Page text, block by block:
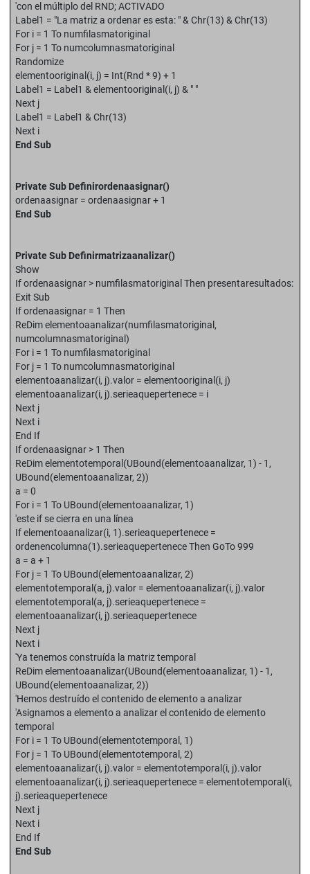
'con el múltiplo del RND; ACTIVADO
Label1 = "La matriz a ordenar es esta: " & Chr(13) & Chr(13)
For i = 1 To numfilasmatoriginal
For j = 1 To numcolumnasmatoriginal
Randomize
elementooriginal(i, j) = Int(Rnd * 9) + 1
Label1 = Label1 & elementooriginal(i, j) & " "
Next j
Label1 = Label1 & Chr(13)
Next i
End Sub
Private Sub Definirordenaasignar()
ordenaasignar = ordenaasignar + 1
End Sub
Private Sub Definirmatrizaanalizar()
Show
If ordenaasignar > numfilasmatoriginal Then presentaresultados:
Exit Sub
If ordenaasignar = 1 Then
ReDim elementoaanalizar(numfilasmatoriginal,
numcolumnasmatoriginal)
For i = 1 To numfilasmatoriginal
For j = 1 To numcolumnasmatoriginal
elementoaanalizar(i, j).valor = elementooriginal(i, j)
elementoaanalizar(i, j).serieaquepertenece = i
Next j
Next i
End If
If ordenaasignar > 1 Then
ReDim elementotemporal(UBound(elementoaanalizar, 1) - 1,
UBound(elementoaanalizar, 2))
a = 0
For i = 1 To UBound(elementoaanalizar, 1)
'este if se cierra en una línea
If elementoaanalizar(i, 1).serieaquepertenece =
ordenencolumna(1).serieaquepertenece Then GoTo 999
a = a + 1
For j = 1 To UBound(elementoaanalizar, 2)
elementotemporal(a, j).valor = elementoaanalizar(i, j).valor
elementotemporal(a, j).serieaquepertenece =
elementoaanalizar(i, j).serieaquepertenece
Next j
Next i
'Ya tenemos construída la matriz temporal
ReDim elementoaanalizar(UBound(elementoaanalizar, 1) - 1,
UBound(elementoaanalizar, 2))
'Hemos destruído el contenido de elemento a analizar
'Asignamos a elemento a analizar el contenido de elemento
temporal
For i = 1 To UBound(elementotemporal, 1)
For j = 1 To UBound(elementotemporal, 2)
elementoaanalizar(i, j).valor = elementotemporal(i, j).valor
elementoaanalizar(i, j).serieaquepertenece = elementotemporal(i,
j).serieaquepertenece
Next j
Next i
End If
End Sub